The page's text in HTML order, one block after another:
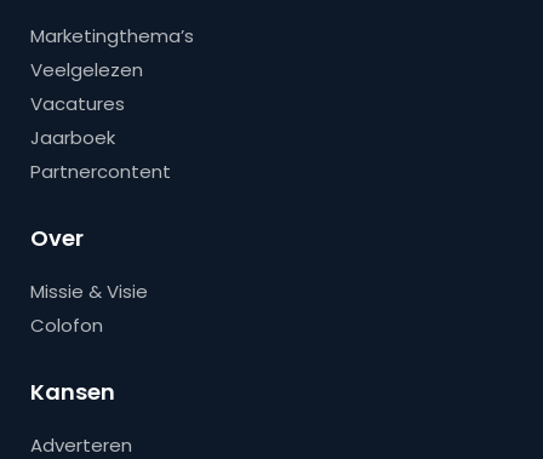
Marketingthema’s
Veelgelezen
Vacatures
Jaarboek
Partnercontent
Over
Missie & Visie
Colofon
Kansen
Adverteren